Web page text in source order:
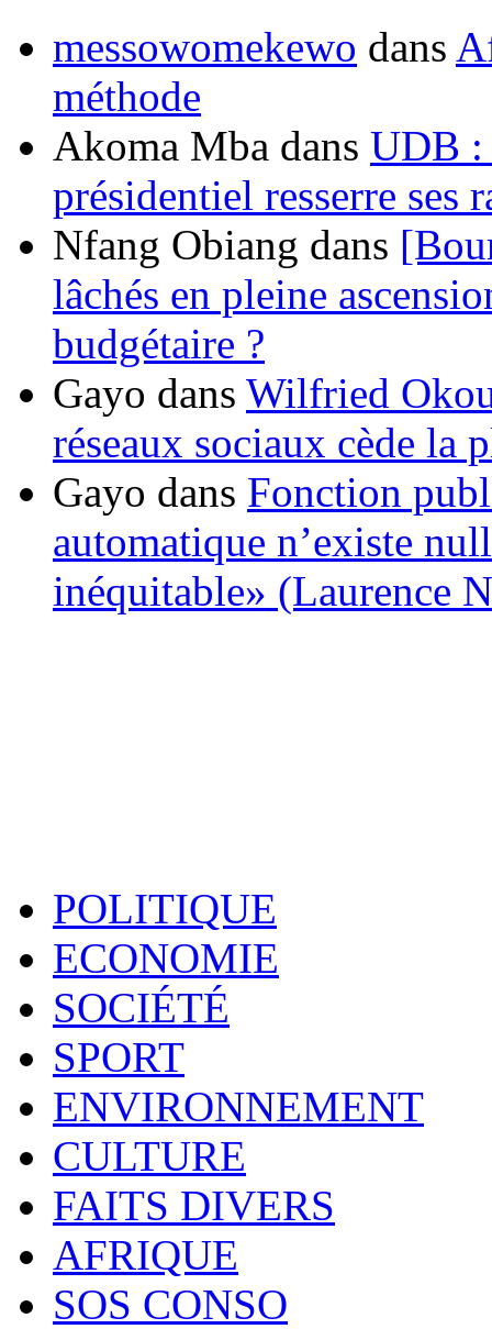
messowomekewo dans
méthode
Akoma Mba dans UDB :
présidentiel resserre ses
Nfang Obiang dans
lâchés en pleine
budgétaire ?
Gayo dans Wilfried
réseaux sociaux cède la
Gayo dans Fonction
automatique n’existe
inéquitable» (Laurence
POLITIQUE
ECONOMIE
SOCIÉTÉ
SPORT
ENVIRONNEMENT
CULTURE
FAITS DIVERS
AFRIQUE
SOS CONSO